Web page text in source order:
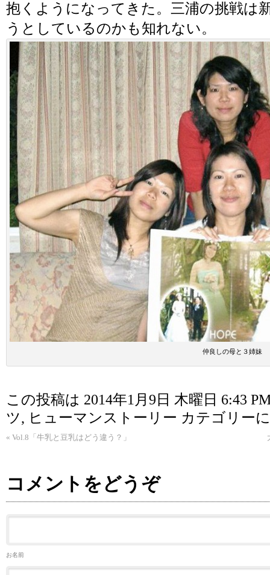
抱くようになってきた。三浦の挑戦は
うとしているのかも知れない。
仲良しの母と３姉妹
この投稿は 2014年1月9日 木曜日 6:43
ツ, ヒューマンストーリー カテゴリー
« Vol.8「牛乳と豆乳はどう違う？」
コメントをどうぞ
お名前